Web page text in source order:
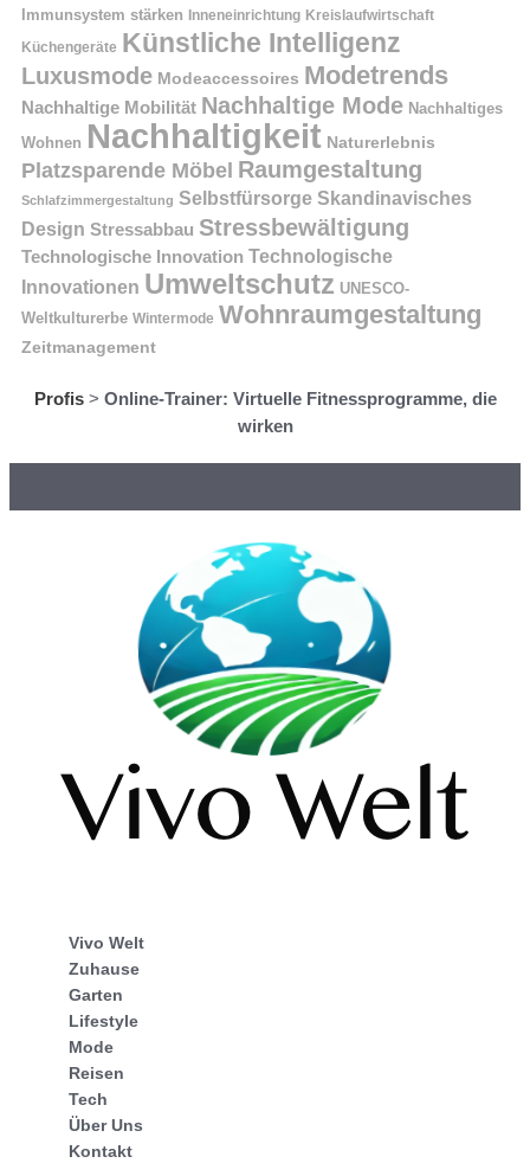
Immunsystem stärken Inneneinrichtung Kreislaufwirtschaft
Küchengeräte Künstliche Intelligenz
Luxusmode Modeaccessoires Modetrends
Nachhaltige Mobilität Nachhaltige Mode Nachhaltiges
Wohnen Nachhaltigkeit Naturerlebnis
Platzsparende Möbel Raumgestaltung
Schlafzimmergestaltung Selbstfürsorge Skandinavisches
Design Stressabbau Stressbewältigung
Technologische Innovation Technologische
Innovationen Umweltschutz UNESCO-
Weltkulturerbe Wintermode Wohnraumgestaltung
Zeitmanagement
Profis> Online-Trainer: Virtuelle Fitnessprogramme, die
wirken
Vivo Welt
Zuhause
Garten
Lifestyle
Mode
Reisen
Tech
Über Uns
Kontakt